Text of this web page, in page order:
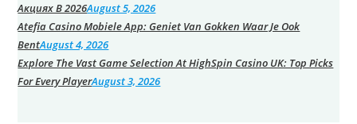
Акциях В 2026August 5, 2026
Atefia Casino Mobiele App: Geniet Van Gokken Waar Je Ook
BentAugust 4, 2026
Explore The Vast Game Selection At HighSpin Casino UK: Top Picks
For Every PlayerAugust 3, 2026